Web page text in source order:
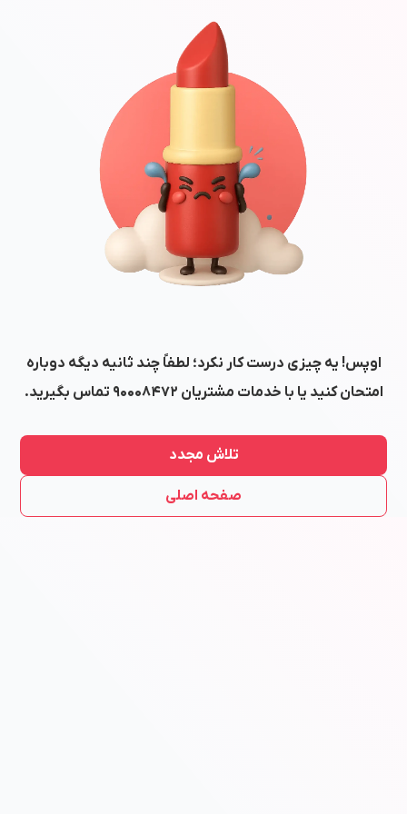
اوپس! یه چیزی درست کار نکرد؛ لطفاً چند ثانیه دیگه دوباره
امتحان کنید یا با خدمات مشتریان ۹۰۰۰۸۴۷۲ تماس بگیرید.
تلاش مجدد
صفحه اصلی